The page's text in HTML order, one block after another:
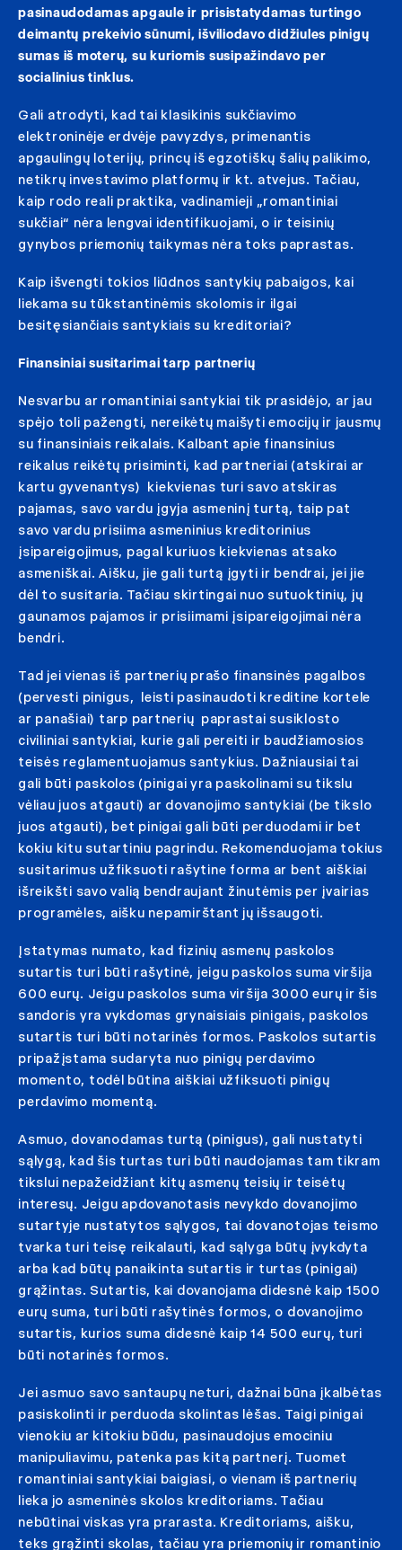
pasinaudodamas apgaule ir prisistatydamas turtingo
deimantų prekeivio sūnumi, išviliodavo didžiules pinigų
sumas iš moterų, su kuriomis susipažindavo per
socialinius tinklus.
Gali atrodyti, kad tai klasikinis sukčiavimo
elektroninėje erdvėje pavyzdys, primenantis
apgaulingų loterijų, princų iš egzotiškų šalių palikimo,
netikrų investavimo platformų ir kt. atvejus. Tačiau,
kaip rodo reali praktika, vadinamieji „romantiniai
sukčiai“ nėra lengvai identifikuojami, o ir teisinių
gynybos priemonių taikymas nėra toks paprastas.
Kaip išvengti tokios liūdnos santykių pabaigos, kai
liekama su tūkstantinėmis skolomis ir ilgai
besitęsiančiais santykiais su kreditoriai?
Finansiniai susitarimai tarp partnerių
Nesvarbu ar romantiniai santykiai tik prasidėjo, ar jau
spėjo toli pažengti, nereikėtų maišyti emocijų ir jausmų
su finansiniais reikalais. Kalbant apie finansinius
reikalus reikėtų prisiminti, kad partneriai (atskirai ar
kartu gyvenantys) kiekvienas turi savo atskiras
pajamas, savo vardu įgyja asmeninį turtą, taip pat
savo vardu prisiima asmeninius kreditorinius
įsipareigojimus, pagal kuriuos kiekvienas atsako
asmeniškai. Aišku, jie gali turtą įgyti ir bendrai, jei jie
dėl to susitaria. Tačiau skirtingai nuo sutuoktinių, jų
gaunamos pajamos ir prisiimami įsipareigojimai nėra
bendri.
Tad jei vienas iš partnerių prašo finansinės pagalbos
(pervesti pinigus, leisti pasinaudoti kreditine kortele
ar panašiai) tarp partnerių paprastai susiklosto
civiliniai santykiai, kurie gali pereiti ir baudžiamosios
teisės reglamentuojamus santykius. Dažniausiai tai
gali būti paskolos (pinigai yra paskolinami su tikslu
vėliau juos atgauti) ar dovanojimo santykiai (be tikslo
juos atgauti), bet pinigai gali būti perduodami ir bet
kokiu kitu sutartiniu pagrindu. Rekomenduojama tokius
susitarimus užfiksuoti rašytine forma ar bent aiškiai
išreikšti savo valią bendraujant žinutėmis per įvairias
programėles, aišku nepamirštant jų išsaugoti.
Įstatymas numato, kad fizinių asmenų paskolos
sutartis turi būti rašytinė, jeigu paskolos suma viršija
600 eurų. Jeigu paskolos suma viršija 3000 eurų ir šis
sandoris yra vykdomas grynaisiais pinigais, paskolos
sutartis turi būti notarinės formos. Paskolos sutartis
pripažįstama sudaryta nuo pinigų perdavimo
momento, todėl būtina aiškiai užfiksuoti pinigų
perdavimo momentą.
Asmuo, dovanodamas turtą (pinigus), gali nustatyti
sąlygą, kad šis turtas turi būti naudojamas tam tikram
tikslui nepažeidžiant kitų asmenų teisių ir teisėtų
interesų. Jeigu apdovanotasis nevykdo dovanojimo
sutartyje nustatytos sąlygos, tai dovanotojas teismo
tvarka turi teisę reikalauti, kad sąlyga būtų įvykdyta
arba kad būtų panaikinta sutartis ir turtas (pinigai)
grąžintas. Sutartis, kai dovanojama didesnė kaip 1500
eurų suma, turi būti rašytinės formos, o dovanojimo
sutartis, kurios suma didesnė kaip 14 500 eurų, turi
būti notarinės formos.
Jei asmuo savo santaupų neturi, dažnai būna įkalbėtas
pasiskolinti ir perduoda skolintas lėšas. Taigi pinigai
vienokiu ar kitokiu būdu, pasinaudojus emociniu
manipuliavimu, patenka pas kitą partnerį. Tuomet
romantiniai santykiai baigiasi, o vienam iš partnerių
lieka jo asmeninės skolos kreditoriams. Tačiau
nebūtinai viskas yra prarasta. Kreditoriams, aišku,
teks grąžinti skolas, tačiau yra priemonių ir romantinio